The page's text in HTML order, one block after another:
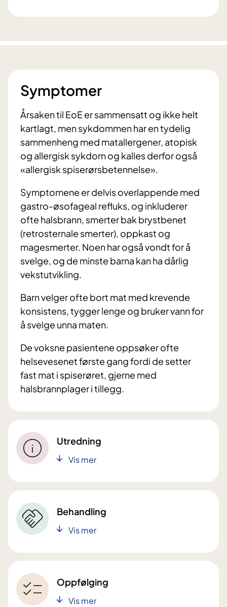
Symptomer
Årsaken til EoE er sammensatt og ikke helt
kartlagt, men sykdommen har en tydelig
sammenheng med matallergener, atopisk
og allergisk sykdom og kalles derfor også
«allergisk spiserørsbetennelse».
Symptomene er delvis overlappende med
gastro-øsofageal refluks, og inkluderer
ofte halsbrann, smerter bak brystbenet
(retrosternale smerter), oppkast og
magesmerter. Noen har også vondt for å
svelge, og de minste barna kan ha dårlig
vekstutvikling.
Barn velger ofte bort mat med krevende
konsistens, tygger lenge og bruker vann for
å svelge unna maten.
De voksne pasientene oppsøker ofte
helsevesenet første gang fordi de setter
fast mat i spiserøret, gjerne med
halsbrannplager i tillegg.
Utredning
Vis mer
Behandling
Vis mer
Oppfølging
Vis mer